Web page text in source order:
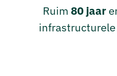
Ruim 80 jaar